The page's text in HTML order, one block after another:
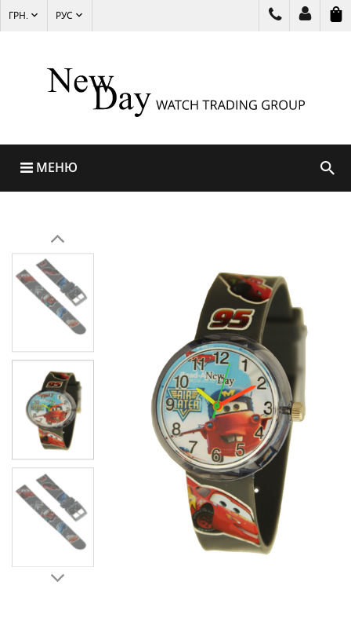
ГРН. РУС
МЕНЮ